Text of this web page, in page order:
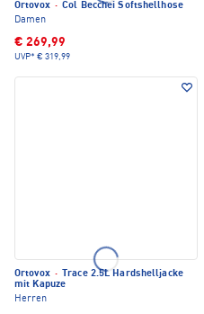
Ortovox · Col Becchei Softshellhose
Damen
€ 269,99
UVP* € 319,99
Ortovox ·
Trace 2.5L Hardshelljacke
mit Kapuze
Herren